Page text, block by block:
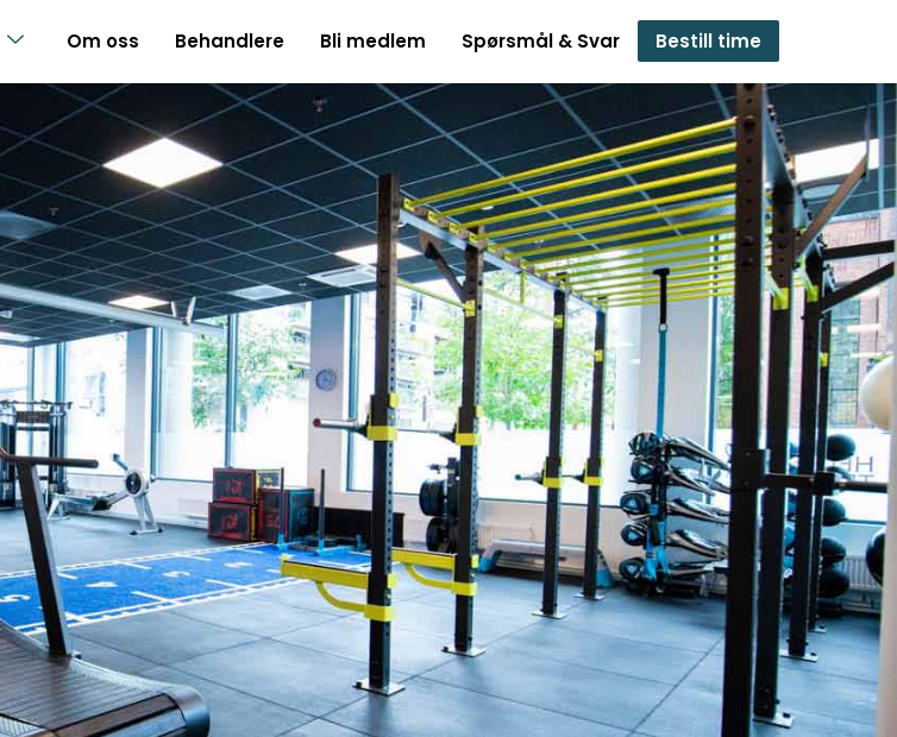
Om oss Behandlere Bli medlem Spørsmål & Svar Bestill time